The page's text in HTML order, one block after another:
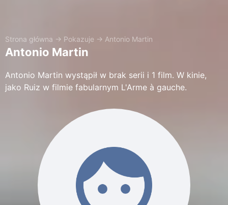
Strona główna → Pokazuje → Antonio Martin
Antonio Martin
Antonio Martin wystąpił w brak serii i 1 film. W kinie,
jako Ruiz w filmie fabularnym L'Arme à gauche.